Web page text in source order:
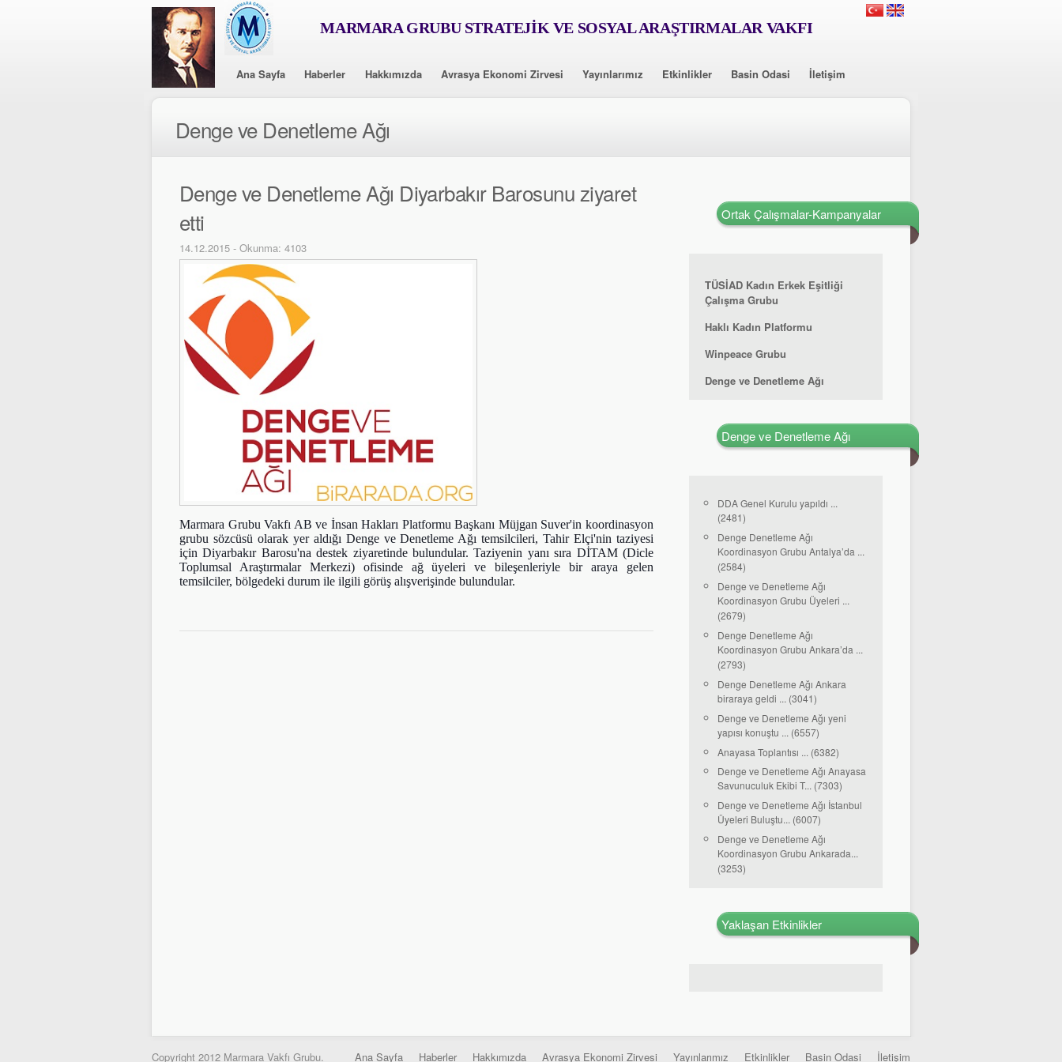
MARMARA GRUBU STRATEJİK VE SOSYAL ARAŞTIRMALAR VAKFI
Ana Sayfa Haberler Hakkımızda Avrasya Ekonomi Zirvesi Yayınlarımız Etkinlikler Basin Odasi İletişim
Denge ve Denetleme Ağı
Denge ve Denetleme Ağı Diyarbakır Barosunu ziyaret
etti
14.12.2015 - Okunma: 4103
Marmara Grubu Vakfı AB ve İnsan Hakları Platformu Başkanı Müjgan Suver'in koordinasyon
grubu sözcüsü olarak yer aldığı Denge ve Denetleme Ağı temsilcileri, Tahir Elçi'nin taziyesi
için Diyarbakır Barosu'na destek ziyaretinde bulundular. Taziyenin yanı sıra DİTAM (Dicle
Toplumsal Araştırmalar Merkezi) ofisinde ağ üyeleri ve bileşenleriyle bir araya gelen
temsilciler, bölgedeki durum ile ilgili görüş alışverişinde bulundular.
Ortak Çalışmalar-Kampanyalar
TÜSİAD Kadın Erkek Eşitliği
Çalışma Grubu
Haklı Kadın Platformu
Winpeace Grubu
Denge ve Denetleme Ağı
Denge ve Denetleme Ağı
DDA Genel Kurulu yapıldı ...
(2481)
Denge Denetleme Ağı
Koordinasyon Grubu Antalya’da ...
(2584)
Denge ve Denetleme Ağı
Koordinasyon Grubu Üyeleri ...
(2679)
Denge Denetleme Ağı
Koordinasyon Grubu Ankara’da ...
(2793)
Denge Denetleme Ağı Ankara
biraraya geldi ... (3041)
Denge ve Denetleme Ağı yeni
yapısı konuştu ... (6557)
Anayasa Toplantısı ... (6382)
Denge ve Denetleme Ağı Anayasa
Savunuculuk Ekibi T... (7303)
Denge ve Denetleme Ağı İstanbul
Üyeleri Buluştu... (6007)
Denge ve Denetleme Ağı
Koordinasyon Grubu Ankarada...
(3253)
Yaklaşan Etkinlikler
Copyright 2012 Marmara Vakfı Grubu. Ana Sayfa Haberler Hakkımızda Avrasya Ekonomi Zirvesi Yayınlarımız Etkinlikler Basin Odasi İletişim